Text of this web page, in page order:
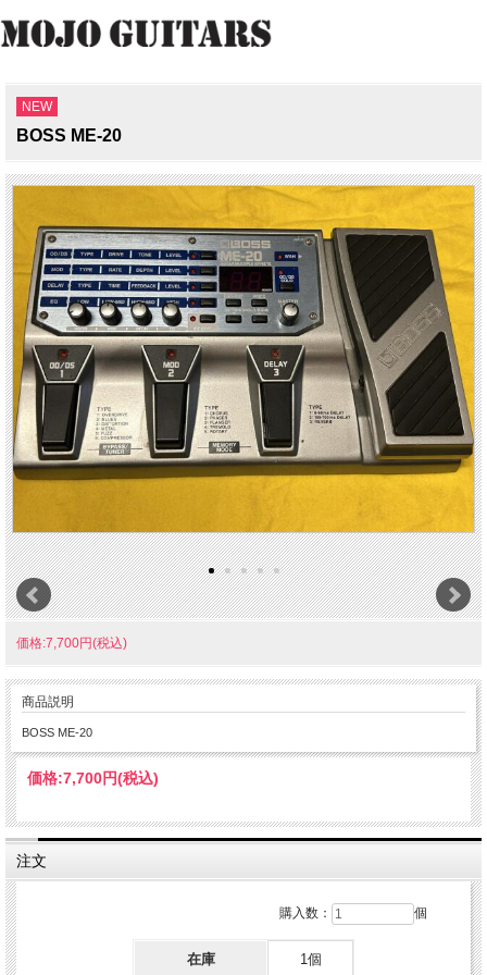
NEW
BOSS ME-20
価格:7,700円(税込)
商品説明
BOSS ME-20
価格:7,700円(税込)
注文
購入数： 個
在庫 1個